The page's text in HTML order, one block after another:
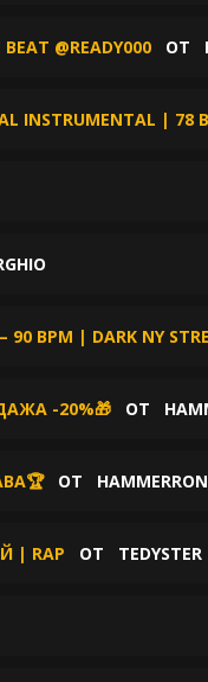
@READY000 ОТ
INSTRUMENTAL | 78
90 BPM | DARK NY
-20%🎁 ОТ
ОТ
| RAP ОТ TEDYSTER